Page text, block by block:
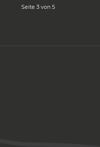
Seite 3 von 5